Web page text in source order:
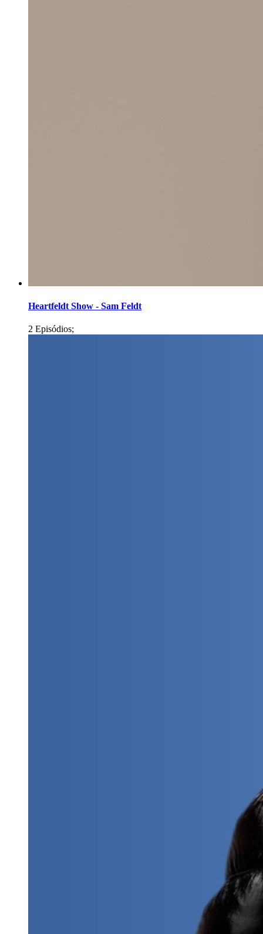
Heartfeldt Show - Sam Feldt
2 Episódios;